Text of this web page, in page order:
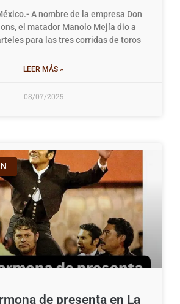
A nombre de la empresa Don
el matador Manolo Mejía dio a
para las tres corridas de toros
LEER MÁS »
08/07/2025
de presenta en La